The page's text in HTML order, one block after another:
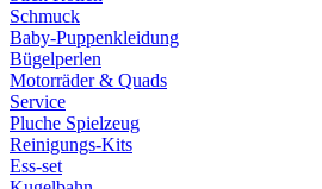
Schmuck
Baby-Puppenkleidung
Bügelperlen
Motorräder & Quads
Service
Pluche Spielzeug
Reinigungs-Kits
Ess-set